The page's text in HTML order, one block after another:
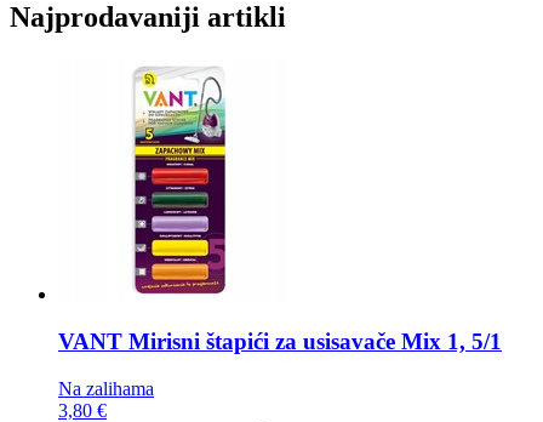
Najprodavaniji artikli
VANT Mirisni štapići za usisavače Mix 1, 5/1
Na zalihama
3,80 €